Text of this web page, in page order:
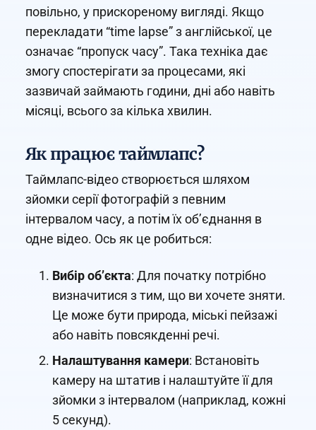
повільно, у прискореному вигляді. Якщо
перекладати “time lapse” з англійської, це
означає “пропуск часу”. Така техніка дає
змогу спостерігати за процесами, які
зазвичай займають години, дні або навіть
місяці, всього за кілька хвилин.
Як працює таймлапс?
Таймлапс-відео створюється шляхом
зйомки серії фотографій з певним
інтервалом часу, а потім їх об’єднання в
одне відео. Ось як це робиться:
Вибір об’єкта: Для початку потрібно
визначитися з тим, що ви хочете зняти.
Це може бути природа, міські пейзажі
або навіть повсякденні речі.
Налаштування камери: Встановіть
камеру на штатив і налаштуйте її для
зйомки з інтервалом (наприклад, кожні
5 секунд).